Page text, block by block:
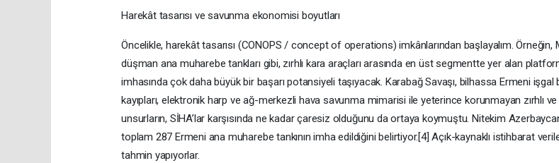
Harekât tasarısı ve savunma ekonomisi boyutları
Öncelikle, harekât tasarısı (CONOPS / concept of operations) imkânlarından başlayalım. Örneğin,
düşman ana muharebe tankları gibi, zırhlı kara araçları arasında en üst segmentte yer alan
imhasında çok daha büyük bir başarı potansiyeli taşıyacak. Karabağ Savaşı, bilhassa Ermeni işgal
kayıpları, elektronik harp ve ağ-merkezli hava savunma mimarisi ile yeterince korunmayan zırhlı
unsurların, SİHA’lar karşısında ne kadar çaresiz olduğunu da ortaya koymuştu. Nitekim
toplam 287 Ermeni ana muharebe tankının imha edildiğini belirtiyor.[4] Açık-kaynaklı istihbarat
tahmin yapıyorlar.